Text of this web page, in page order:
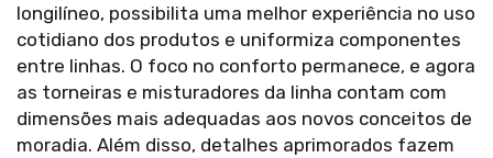
longilíneo, possibilita uma melhor experiência no uso
cotidiano dos produtos e uniformiza componentes
entre linhas. O foco no conforto permanece, e agora
as torneiras e misturadores da linha contam com
dimensões mais adequadas aos novos conceitos de
moradia. Além disso, detalhes aprimorados fazem